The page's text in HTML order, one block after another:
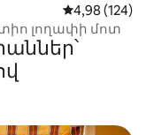
Միջին
4,98 (124)
լողափի մոտ